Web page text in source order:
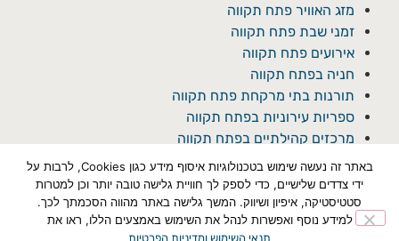
מזג האוויר פתח תקווה
זמני שבת פתח תקווה
אירועים פתח תקווה
חניה בפתח תקווה
תורנות בתי מרקחת פתח תקווה
ספריות עירוניות בפתח תקווה
מרכזים קהילתיים בפתח תקווה
באתר זה נעשה שימוש בטכנולוגיות איסוף מידע כגון Cookies, לרבות על
ידי צדדים שלישיים, כדי לספק לך חוויית גלישה טובה יותר וכן למטרות
סטטיסטיקה, איפיון ושיווק. המשך גלישה באתר מהווה הסכמתך לכך.
למידע נוסף ואפשרות לנהל את השימוש באמצעים הללו, ראו את
תנאי השימוש ומדיניות הפרטיות